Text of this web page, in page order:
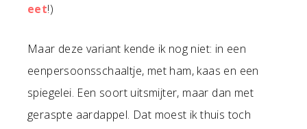
eet!)
Maar deze variant kende ik nog niet: in een
eenpersoonsschaaltje, met ham, kaas en een
spiegelei. Een soort uitsmijter, maar dan met
geraspte aardappel. Dat moest ik thuis toch